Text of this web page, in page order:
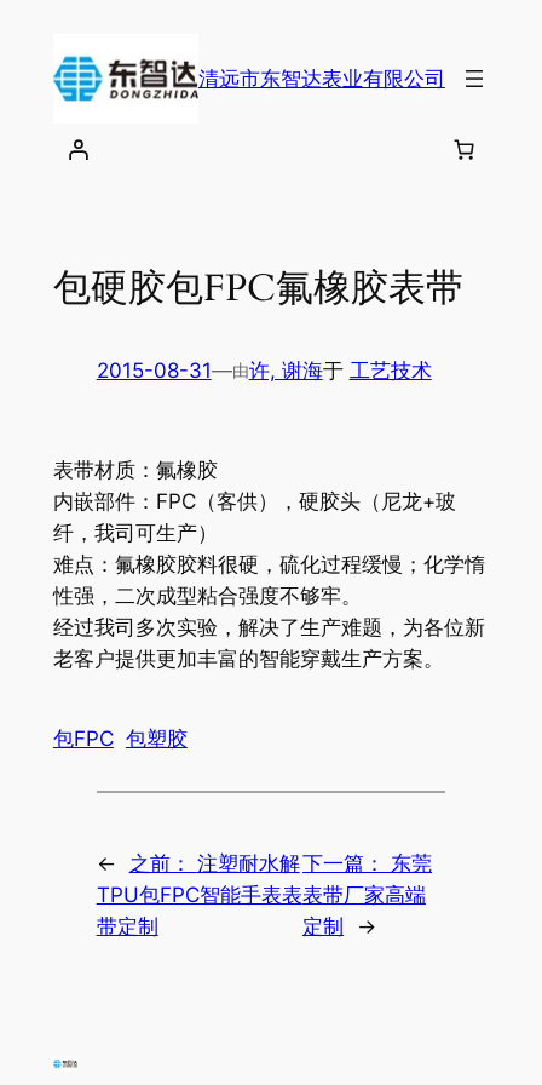
清远市东智达表业有限公司
包硬胶包FPC氟橡胶表带
2015-08-31—由许, 谢海于 工艺技术
表带材质：氟橡胶
内嵌部件：FPC（客供），硬胶头（尼龙+玻
纤，我司可生产）
难点：氟橡胶胶料很硬，硫化过程缓慢；化学惰
性强，二次成型粘合强度不够牢。
经过我司多次实验，解决了生产难题，为各位新
老客户提供更加丰富的智能穿戴生产方案。
包FPC 包塑胶
← 之前： 注塑耐水解
TPU包FPC智能手表表
带定制
下一篇：
东莞
表带厂家高端
定制
→